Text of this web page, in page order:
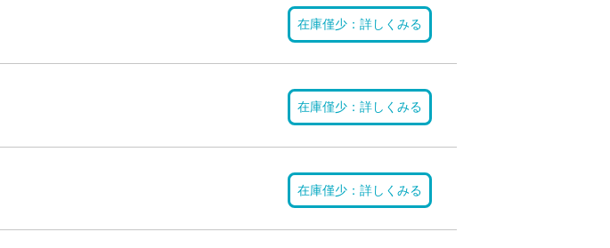
在庫僅少：詳しくみる
在庫僅少：詳しくみる
在庫僅少：詳しくみる